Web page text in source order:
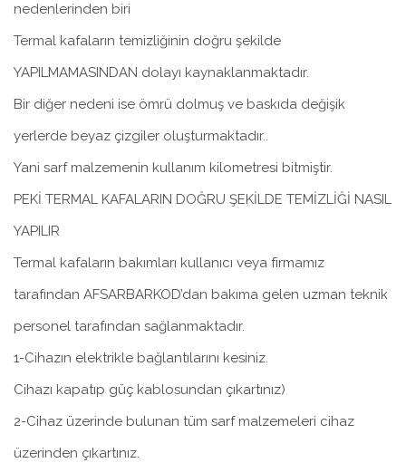
nedenlerinden biri
Termal kafaların temizliğinin doğru şekilde
YAPILMAMASINDAN dolayı kaynaklanmaktadır.
Bir diğer nedeni ise ömrü dolmuş ve baskıda değişik
yerlerde beyaz çizgiler oluşturmaktadır..
Yani sarf malzemenin kullanım kilometresi bitmiştir.
PEKİ TERMAL KAFALARIN DOĞRU ŞEKİLDE TEMİZLİĞİ NASIL
YAPILIR
Termal kafaların bakımları kullanıcı veya firmamız
tarafından AFSARBARKOD’dan bakıma gelen uzman teknik
personel tarafından sağlanmaktadır.
1-Cihazın elektrikle bağlantılarını kesiniz.
Cihazı kapatıp güç kablosundan çıkartınız)
2-Cihaz üzerinde bulunan tüm sarf malzemeleri cihaz
üzerinden çıkartınız.